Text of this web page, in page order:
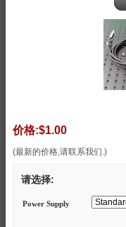
价格:$1.00
(最新的价格,请联系我们.)
请选择:
Power Supply